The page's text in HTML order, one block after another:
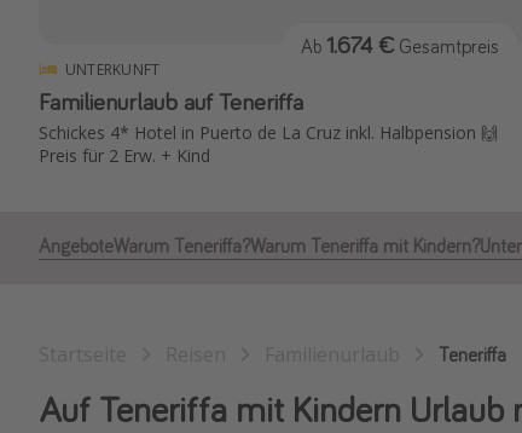
UNTERKUNFT
Familienurlaub auf Teneriffa
Schickes 4* Hotel in Puerto de La Cruz inkl. Halbpension 🙌
Preis für 2 Erw. + Kind
Ab 1.674 €Gesamtpreis
AngeboteWarum Teneriffa?Warum Teneriffa mit Kindern?
Teneriffa
Auf Teneriffa mit Kindern Urlaub